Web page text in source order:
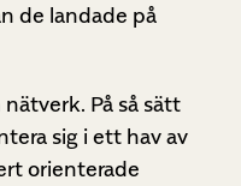
de landade på
På så sätt
sig i ett hav av
orienterade